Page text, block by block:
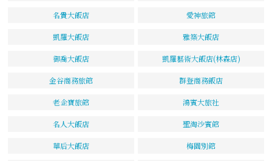
名貴大飯店 愛神旅館
凱羅大飯店 雅築大飯店
御喬大飯店 凱羅藝術大飯店(林森店)
金谷商務旅館 群登商務飯店
老企寶旅館 鴻賓大旅社
名人大飯店 聖淘沙賓館
華后大飯店 梅園別館